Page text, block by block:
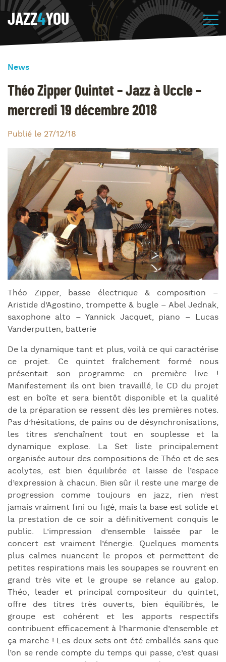
JAZZ4YOU
News
Théo Zipper Quintet – Jazz à Uccle –
mercredi 19 décembre 2018
Publié le 27/12/18
Théo Zipper, basse électrique & composition –
Aristide d’Agostino, trompette & bugle – Abel Jednak,
saxophone alto – Yannick Jacquet, piano – Lucas
Vanderputten, batterie
De la dynamique tant et plus, voilà ce qui caractérise
ce projet. Ce quintet fraîchement formé nous
présentait son programme en première live !
Manifestement ils ont bien travaillé, le CD du projet
est en boîte et sera bientôt disponible et la qualité
de la préparation se ressent dès les premières notes.
Pas d’hésitations, de pains ou de désynchronisations,
les titres s’enchaînent tout en souplesse et la
dynamique explose. La Set liste principalement
organisée autour des compositions de Théo et de ses
acolytes, est bien équilibrée et laisse de l’espace
d’expression à chacun. Bien sûr il reste une marge de
progression comme toujours en jazz, rien n’est
jamais vraiment fini ou figé, mais la base est solide et
la prestation de ce soir a définitivement conquis le
public. L’impression d’ensemble laissée par le
concert est vraiment l’énergie. Quelques moments
plus calmes nuancent le propos et permettent de
petites respirations mais les soupapes se rouvrent en
grand très vite et le groupe se relance au galop.
Théo, leader et principal compositeur du quintet,
offre des titres très ouverts, bien équilibrés, le
groupe est cohérent et les apports respectifs
contribuent efficacement à l’harmonie d’ensemble et
ça marche ! Les deux sets ont été emballés sans que
l’on se rende compte du temps qui passe, c’est quasi